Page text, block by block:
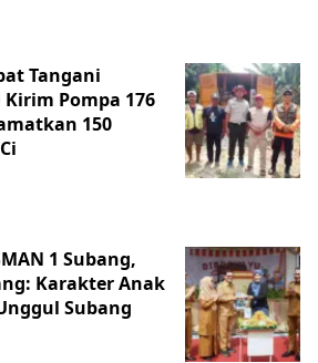
Tangani
Pompa 176
150
1 Subang,
Karakter Anak
Subang